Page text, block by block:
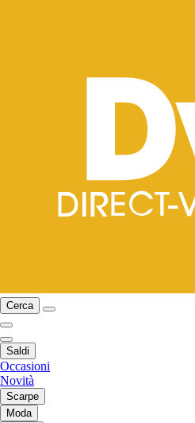
Cerca
Saldi
Occasioni
Novità
Scarpe
Moda